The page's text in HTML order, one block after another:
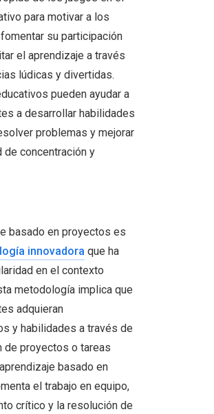
para motivar a los
su participación
el aprendizaje a través
lúdicas y divertidas.
pueden ayudar a
a desarrollar habilidades
problemas y mejorar
de concentración y
basado en proyectos es
innovadora que ha
en el contexto
metodología implica que
adquieran
y habilidades a través de
de proyectos o tareas
basado en
el trabajo en equipo,
crítico y la resolución de